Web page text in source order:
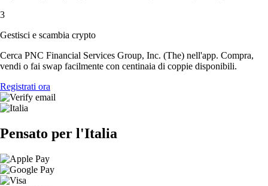
3
Gestisci e scambia crypto
Cerca PNC Financial Services Group, Inc. (The) nell'app. Compra,
vendi o fai swap facilmente con centinaia di coppie disponibili.
Registrati ora
Pensato per l'Italia